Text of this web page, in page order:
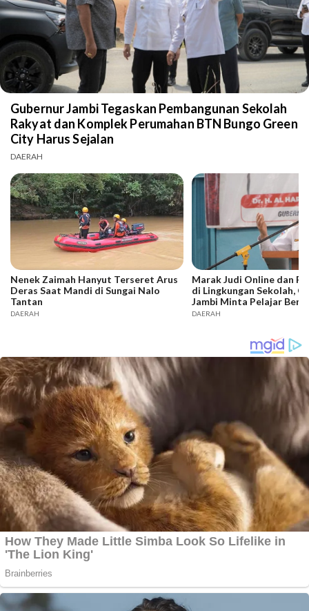
Gubernur Jambi Tegaskan Pembangunan Sekolah
Rakyat dan Komplek Perumahan BTN Bungo Green
City Harus Sejalan
DAERAH
Nenek Zaimah Hanyut Terseret Arus
Deras Saat Mandi di Sungai Nalo
Tantan
DAERAH
Marak Judi Online dan
di Lingkungan Sekolah,
Jambi Minta Pelajar
DAERAH